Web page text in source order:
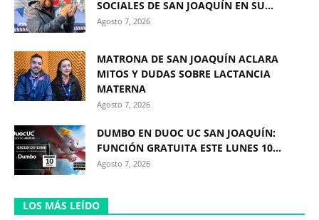
SOCIALES DE SAN JOAQUÍN EN SU...
Agosto 7, 2026
MATRONA DE SAN JOAQUÍN ACLARA
MITOS Y DUDAS SOBRE LACTANCIA
MATERNA
Agosto 7, 2026
DUMBO EN DUOC UC SAN JOAQUÍN:
FUNCIÓN GRATUITA ESTE LUNES 10...
Agosto 7, 2026
LOS MÁS LEÍDO